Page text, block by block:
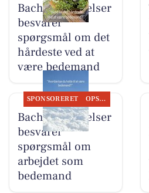
Bachs Begravelser
besvarer
spørgsmål om det
hårdeste ved at
være bedemand
SPONSORERET OPSLAGSTAVLEN
Bachs Begravelser
besvarer
spørgsmål om
arbejdet som
bedemand